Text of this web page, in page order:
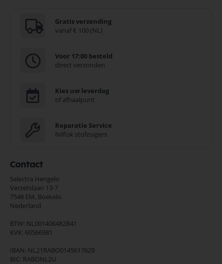
Gratis verzending
vanaf € 100 (NL)
Voor 17:00 besteld
direct verzonden
Kies uw leverdag
of afhaalpunt
Reparatie Service
Nilfisk stofzuigers
Contact
Selectra Hengelo
Verzetslaan 13-7
7548 EM, Boekelo
Nederland
BTW: NL001406482B41
KVK: 60566981
IBAN: NL21RABO0145617629
BIC: RABONL2U